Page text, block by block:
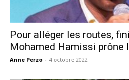
Pour alléger les routes,
Mohamed Hamissi prône
Anne Perzo - 4 octobre 2022